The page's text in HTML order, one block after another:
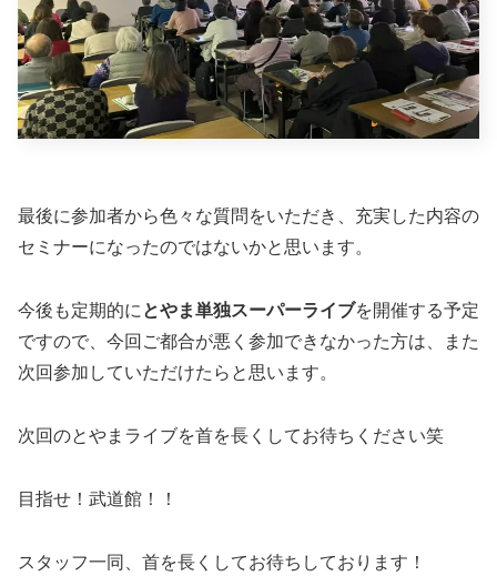
最後に参加者から色々な質問をいただき、充実した内容の
セミナーになったのではないかと思います。
今後も定期的に とやま単独スーパーライブを開催する予定
ですので、今回ご都合が悪く参加できなかった方は、また
次回参加していただけたらと思います。
次回のとやまライブを首を長くしてお待ちください笑
目指せ！武道館！！
スタッフ一同、首を長くしてお待ちしております！